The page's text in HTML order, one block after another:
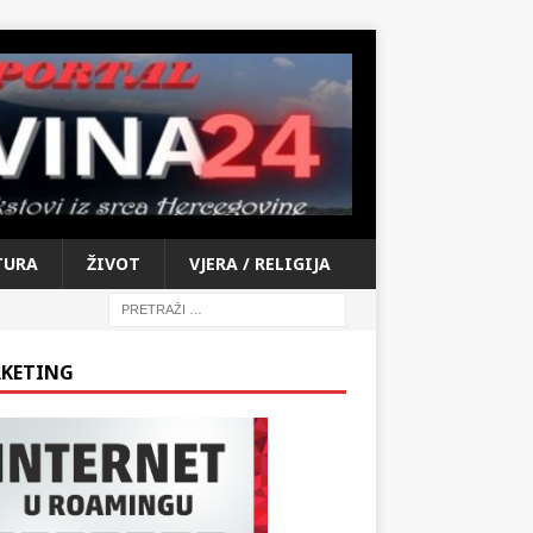
ŽIVOT VJERA / RELIGIJA